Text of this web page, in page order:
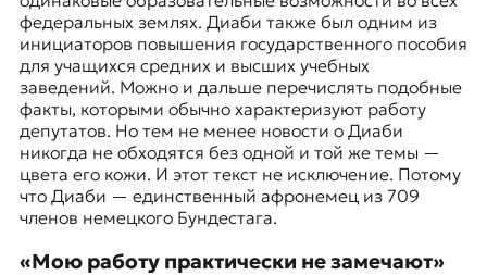
федеральных землях. Диаби также был одним из
инициаторов повышения государственного пособия
для учащихся средних и высших учебных
заведений. Можно и дальше перечислять подобные
факты, которыми обычно характеризуют работу
депутатов. Но тем не менее новости о Диаби
никогда не обходятся без одной и той же темы —
цвета его кожи. И этот текст не исключение. Потому
что Диаби — единственный афронемец из 709
членов немецкого Бундестага.
«Мою работу практически не замечают»